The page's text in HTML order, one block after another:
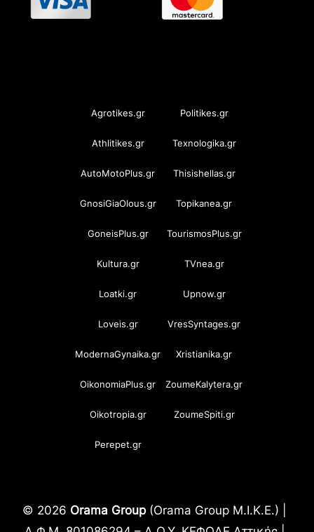
Agrotikes.gr Politikes.gr
Athlitikes.gr Texnologika.gr
AutoMotoPlus.gr Thisishellas.gr
GnosiGiaOlous.gr Topikanea.gr
GoneisPlus.gr TourismosPlus.gr
Kultura.gr TVnea.gr
Loatki.gr Upnow.gr
Loveis.gr VresSyntages.gr
ModernaGynaika.gr Xristianika.gr
OikonomiaPlus.gr ZoumeKalytera.gr
Oikotropia.gr ZoumeSpiti.gr
Perepet.gr
© 2026 Orama Group(Orama Group Μ.Ι.Κ.Ε.) |